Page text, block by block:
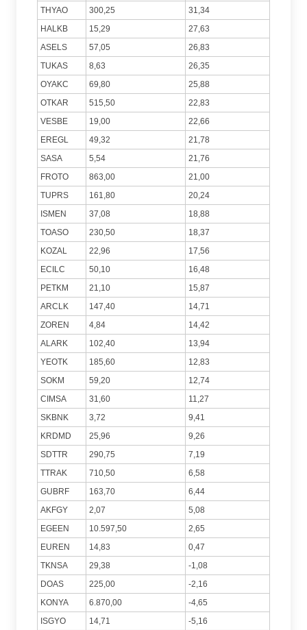
THYAO 300,25
31,34
HALKB
15,29
27,63
ASELS
57,05
26,83
TUKAS
8,63
26,35
OYAKC
69,80
25,88
OTKAR
515,50
22,83
VESBE
19,00
22,66
EREGL
49,32
21,78
SASA
5,54
21,76
FROTO
863,00
21,00
TUPRS
161,80
20,24
ISMEN
37,08
18,88
TOASO
230,50
18,37
KOZAL
22,96
17,56
ECILC
50,10
16,48
PETKM
21,10
15,87
ARCLK
147,40
14,71
ZOREN
4,84
14,42
ALARK
102,40
13,94
YEOTK
185,60
12,83
SOKM
59,20
12,74
CIMSA
31,60
11,27
SKBNK
3,72
9,41
KRDMD
25,96
9,26
SDTTR
290,75
7,19
TTRAK
710,50
6,58
GUBRF
163,70
6,44
AKFGY
2,07
5,08
EGEEN
10.597,50
2,65
EUREN
14,83
0,47
TKNSA
29,38
-1,08
DOAS
225,00
-2,16
KONYA
6.870,00
-4,65
ISGYO
14,71
-5,16